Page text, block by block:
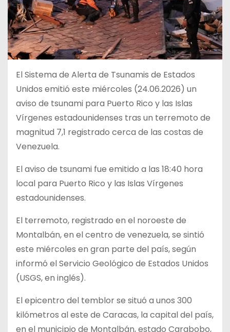
El Sistema de Alerta de Tsunamis de Estados
Unidos emitió este miércoles (24.06.2026) un
aviso de tsunami para Puerto Rico y las Islas
Vírgenes estadounidenses tras un terremoto de
magnitud 7,1 registrado cerca de las costas de
Venezuela.
El aviso de tsunami fue emitido a las 18:40 hora
local para Puerto Rico y las Islas Vírgenes
estadounidenses.
El terremoto, registrado en el noroeste de
Montalbán, en el centro de venezuela, se sintió
este miércoles en gran parte del país, según
informó el Servicio Geológico de Estados Unidos
(USGS, en inglés).
El epicentro del temblor se situó a unos 300
kilómetros al este de Caracas, la capital del país,
en el municipio de Montalbán, estado Carabobo,